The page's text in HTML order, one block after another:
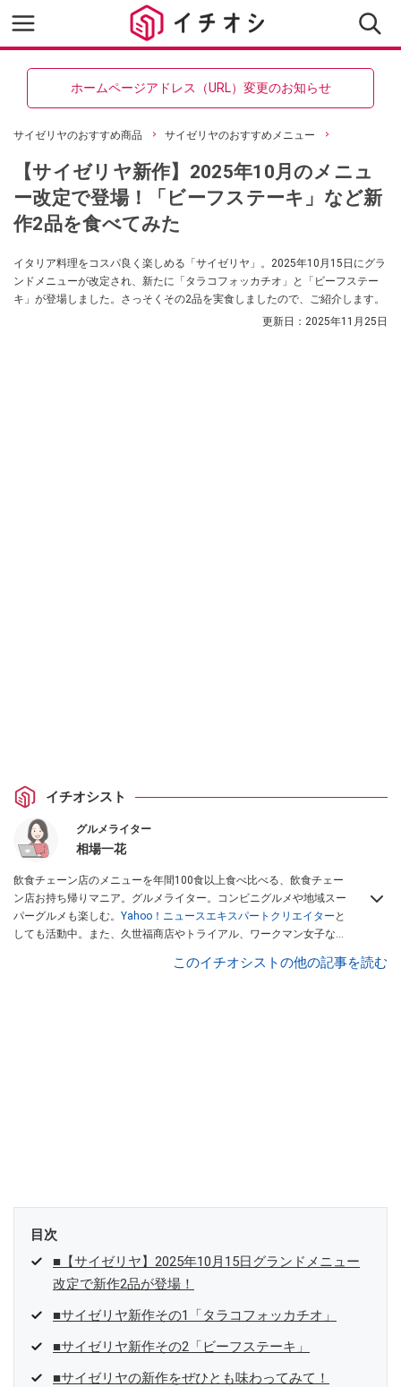
ホームページアドレス（URL）変更のお知らせ
サイゼリヤのおすすめ商品 サイゼリヤのおすすめメニュー
【サイゼリヤ新作】2025年10月のメニュ
ー改定で登場！「ビーフステーキ」など新
作2品を食べてみた
イタリア料理をコスパ良く楽しめる「サイゼリヤ」。2025年10月15日にグラ
ンドメニューが改定され、新たに「タラコフォッカチオ」と「ビーフステー
キ」が登場しました。さっそくその2品を実食しましたので、ご紹介します。
更新日： 2025年11月25日
イチオシスト
グルメライター
相場一花
飲食チェーン店のメニューを年間100食以上食べ比べる、飲食チェー
ン店お持ち帰りマニア。グルメライター。コンビニグルメや地域スー
パーグルメも楽しむ。 Yahoo！ニュースエキスパートクリエイター と
しても活動中。また、久世福商店やトライアル、ワークマン女子など
、集英社「週刊プレイボーイ」、宝島
このイチオシストの他の記事を読む
目次
■【サイゼリヤ】2025年10月15日グランドメニュー
改定で新作2品が登場！
■サイゼリヤ新作その1「タラコフォッカチオ」
■サイゼリヤ新作その2「ビーフステーキ」
■サイゼリヤの新作をぜひとも味わってみて！